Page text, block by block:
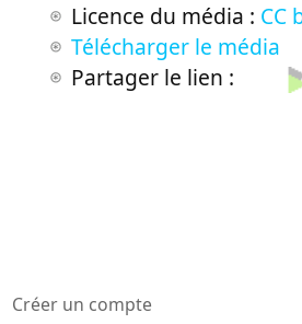
Licence du média : CC
Télécharger le média
Partager le lien :
Créer un compte